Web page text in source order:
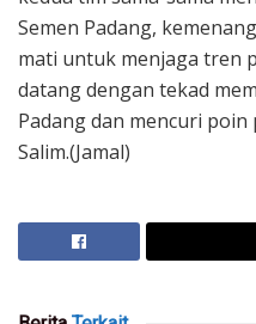
Semen Padang,
mati untuk menjaga tren
datang dengan tekad
Padang dan mencuri
Salim.(Jamal)